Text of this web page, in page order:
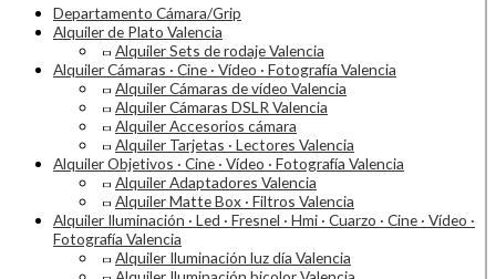
Departamento Cámara/Grip
Alquiler de Plato Valencia
Alquiler Sets de rodaje Valencia
Alquiler Cámaras · Cine · Vídeo · Fotografía Valencia
Alquiler Cámaras de vídeo Valencia
Alquiler Cámaras DSLR Valencia
Alquiler Accesorios cámara
Alquiler Tarjetas · Lectores Valencia
Alquiler Objetivos · Cine · Vídeo · Fotografía Valencia
Alquiler Adaptadores Valencia
Alquiler Matte Box · Filtros Valencia
Alquiler Iluminación · Led · Fresnel · Hmi · Cuarzo · Cine · Vídeo ·
Fotografía Valencia
Alquiler Iluminación luz día Valencia